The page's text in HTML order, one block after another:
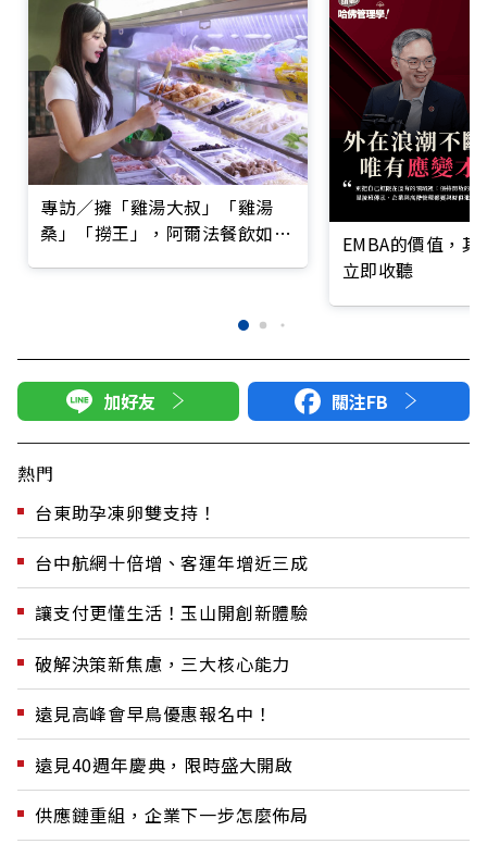
專訪／擁「雞湯大叔」「雞湯
桑」「撈王」，阿爾法餐飲如何
EMBA的價值，
立即收聽
加好友 關注FB
熱門
台東助孕凍卵雙支持！
台中航網十倍增、客運年增近三成
讓支付更懂生活！玉山開創新體驗
破解決策新焦慮，三大核心能力
遠見高峰會早鳥優惠報名中！
遠見40週年慶典，限時盛大開啟
供應鏈重組，企業下一步怎麼佈局